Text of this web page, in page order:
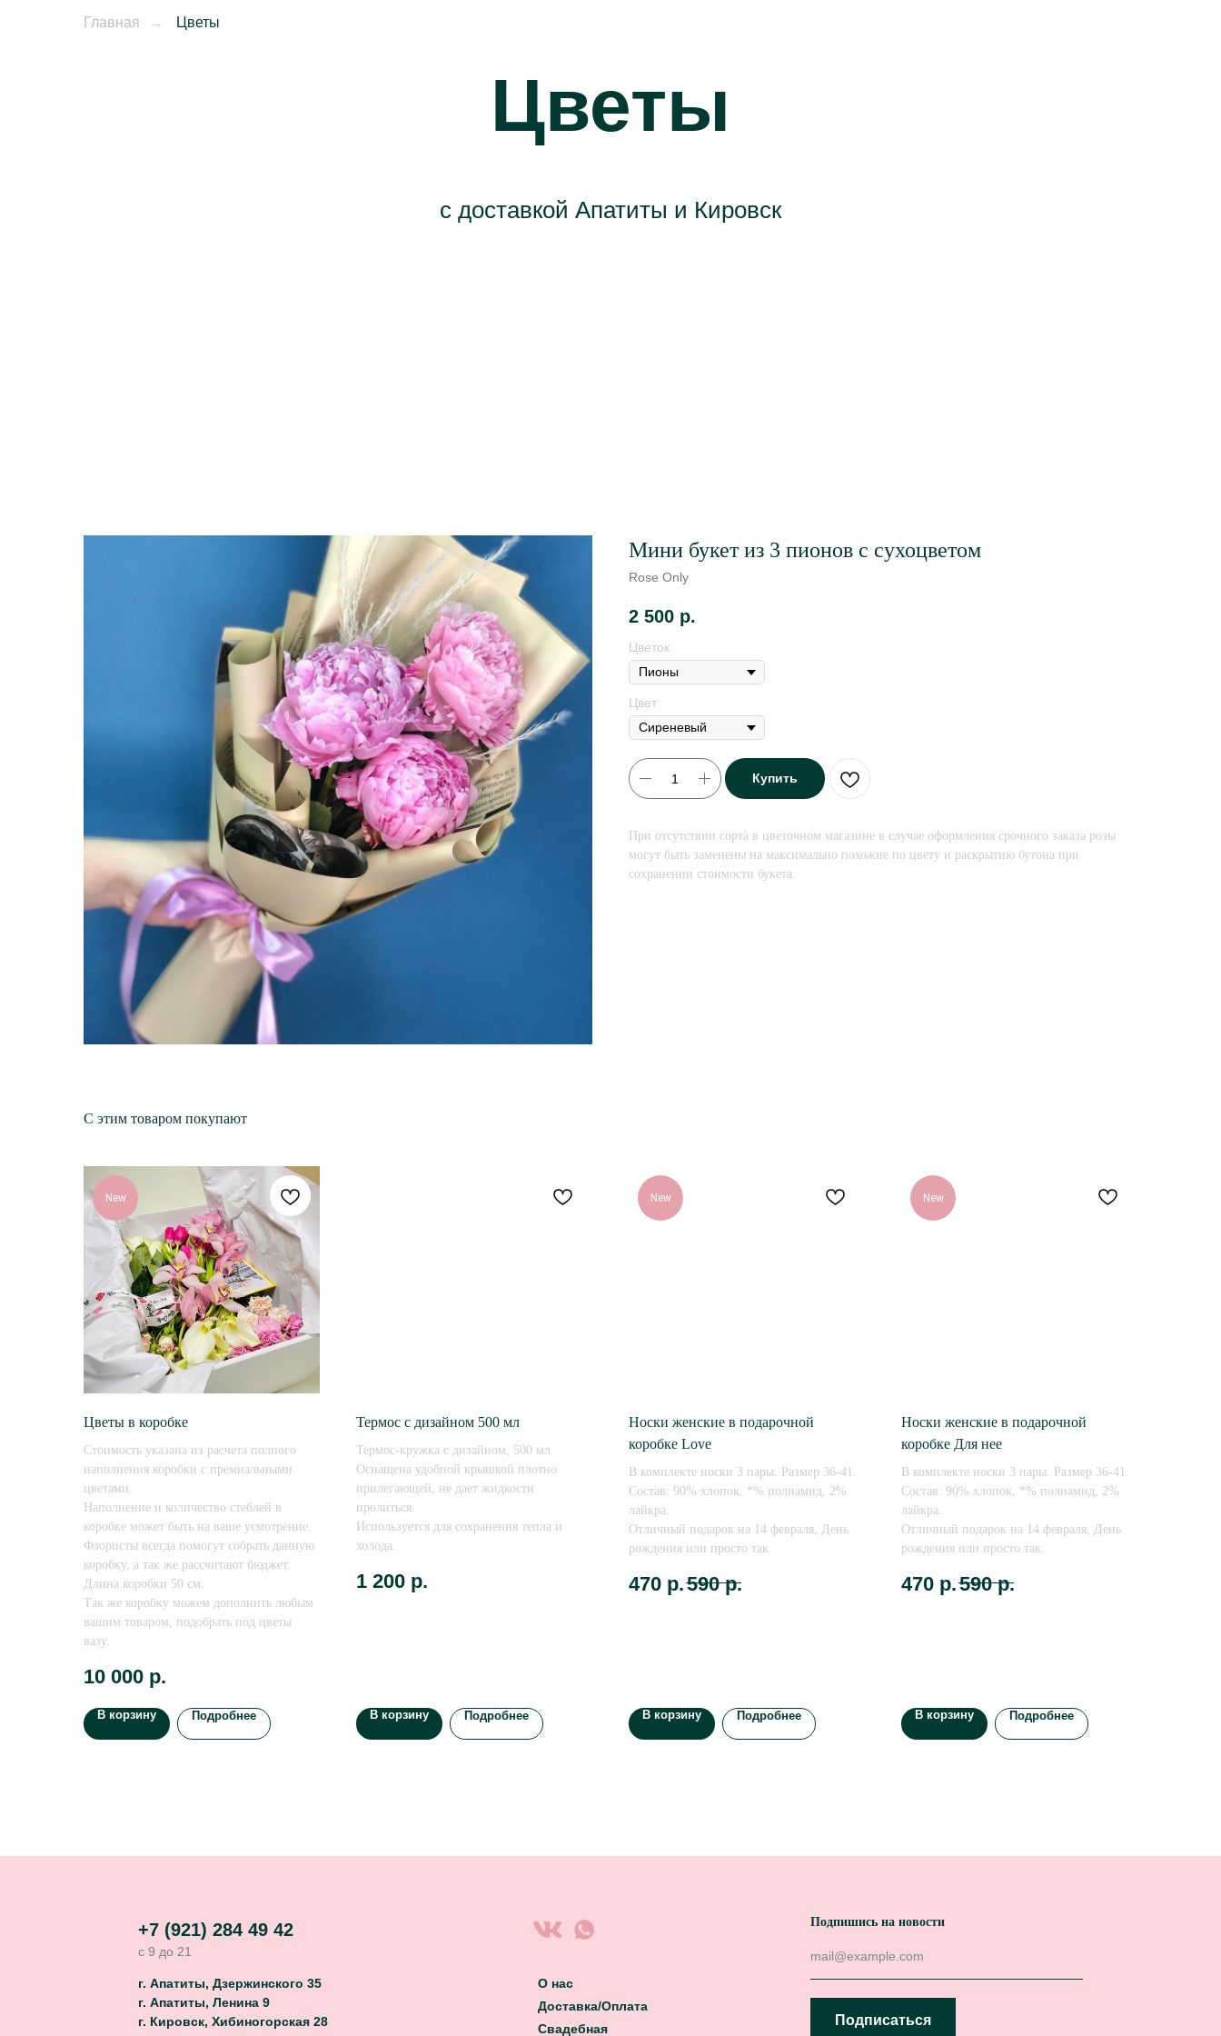
Главная → Цветы
Цветы
с доставкой Апатиты и Кировск
Мини букет из 3 пионов с сухоцветом
Rose Only
2 500 р.
Цветок
Цвет
Купить
При отсутствии сорта в цветочном магазине в случае оформления срочного заказа розы
могут быть заменены на максимально похожие по цвету и раскрытию бутона при
сохранении стоимости букета.
С этим товаром покупают
New
Цветы в коробке
Стоимость указана из расчета полного
наполнения коробки с премиальными
цветами.
Наполнение и количество стеблей в
коробке может быть на ваше усмотрение.
Флористы всегда помогут собрать данную
коробку, а так же рассчитают бюджет.
Длина коробки 50 см.
Так же коробку можем дополнить любым
вашим товаром, подобрать под цветы
вазу.
10 000 р.
В корзину Подробнее
Термос с дизайном 500 мл
Термос-кружка с дизайном, 500 мл.
Оснащена удобной крышкой плотно
прилегающей, не дает жидкости
пролиться.
Используется для сохранения тепла и
холода.
1 200 р.
В корзину Подробнее
New
Носки женские в подарочной
коробке Love
В комплекте носки 3 пары. Размер 36-41.
Состав: 90% хлопок, *% полиамид, 2%
лайкра.
Отличный подарок на 14 февраля, День
рождения или просто так.
470 р.590 р.
В корзину Подробнее
New
Носки женские в подарочной
коробке Для нее
В комплекте носки 3 пары. Размер 36-41.
Состав: 90% хлопок, *% полиамид, 2%
лайкра.
Отличный подарок на 14 февраля, День
рождения или просто так.
470 р.590 р.
В корзину Подробнее
+7 (921) 284 49 42
с 9 до 21
г. Апатиты, Дзержинского 35
г. Апатиты, Ленина 9
г. Кировск, Хибиногорская 28
О нас
Доставка/Оплата
Свадебная
Подпишись на новости
Подписаться